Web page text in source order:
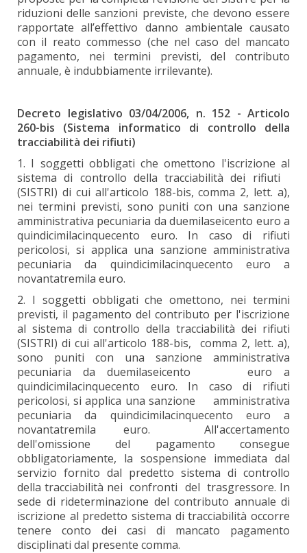
riduzioni delle sanzioni previste, che devono essere
rapportate all’effettivo danno ambientale causato
con il reato commesso (che nel caso del mancato
pagamento, nei termini previsti, del contributo
annuale, è indubbiamente irrilevante).
Decreto legislativo 03/04/2006, n. 152 - Articolo
260-bis (Sistema informatico di controllo della
tracciabilità dei rifiuti)
1. I soggetti obbligati che omettono l'iscrizione al
sistema di controllo della tracciabilità dei rifiuti
(SISTRI) di cui all'articolo 188-bis, comma 2, lett. a),
nei termini previsti, sono puniti con una sanzione
amministrativa pecuniaria da duemilaseicento euro a
quindicimilacinquecento euro. In caso di rifiuti
pericolosi, si applica una sanzione amministrativa
pecuniaria da quindicimilacinquecento euro a
novantatremila euro.
2. I soggetti obbligati che omettono, nei termini
previsti, il pagamento del contributo per l'iscrizione
al sistema di controllo della tracciabilità dei rifiuti
(SISTRI) di cui all'articolo 188-bis, comma 2, lett. a),
sono puniti con una sanzione amministrativa
pecuniaria da duemilaseicento euro a
quindicimilacinquecento euro. In caso di rifiuti
pericolosi, si applica una sanzione amministrativa
pecuniaria da quindicimilacinquecento euro a
novantatremila euro. All'accertamento
dell'omissione del pagamento consegue
obbligatoriamente, la sospensione immediata dal
servizio fornito dal predetto sistema di controllo
della tracciabilità nei confronti del trasgressore. In
sede di rideterminazione del contributo annuale di
iscrizione al predetto sistema di tracciabilità occorre
tenere conto dei casi di mancato pagamento
disciplinati dal presente comma.